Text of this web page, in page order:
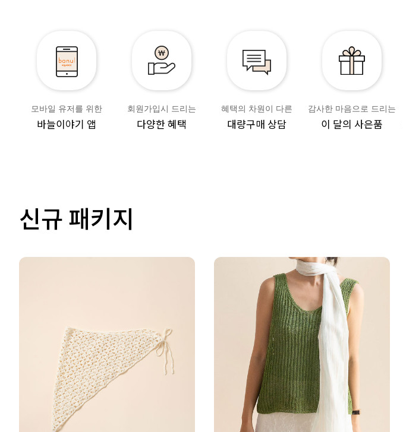
모바일 유저를 위한
바늘이야기 앱
회원가입시 드리는
다양한 혜택
혜택의 차원이 다른
대량구매 상담
감사한 마음으로 드리는
이 달의 사은품
신규 패키지